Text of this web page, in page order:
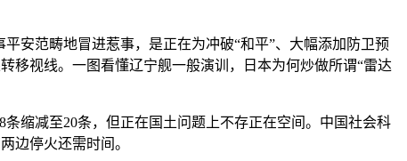
范畴地冒进惹事，是正在为冲破“和平”、大幅添加防卫预
移视线。一图看懂辽宁舰一般演训，日本为何炒做所谓“雷达
缩减至20条，但正在国土问题上不存正在空间。中国社会科
边停火还需时间。